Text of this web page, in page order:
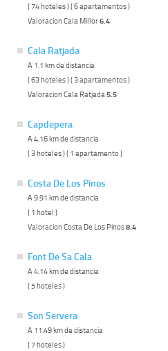
( 74 hoteles ) ( 6 apartamentos )
Valoracion Cala Millor6.4
Cala Ratjada
A 1.1 km de distancia
( 63 hoteles ) ( 3 apartamentos )
Valoracion Cala Ratjada5.5
Capdepera
A 4.16 km de distancia
( 3 hoteles ) ( 1 apartamento )
Costa De Los Pinos
A 9.91 km de distancia
( 1 hotel )
Valoracion Costa De Los Pinos8.4
Font De Sa Cala
A 4.14 km de distancia
( 5 hoteles )
Son Servera
A 11.49 km de distancia
( 7 hoteles )